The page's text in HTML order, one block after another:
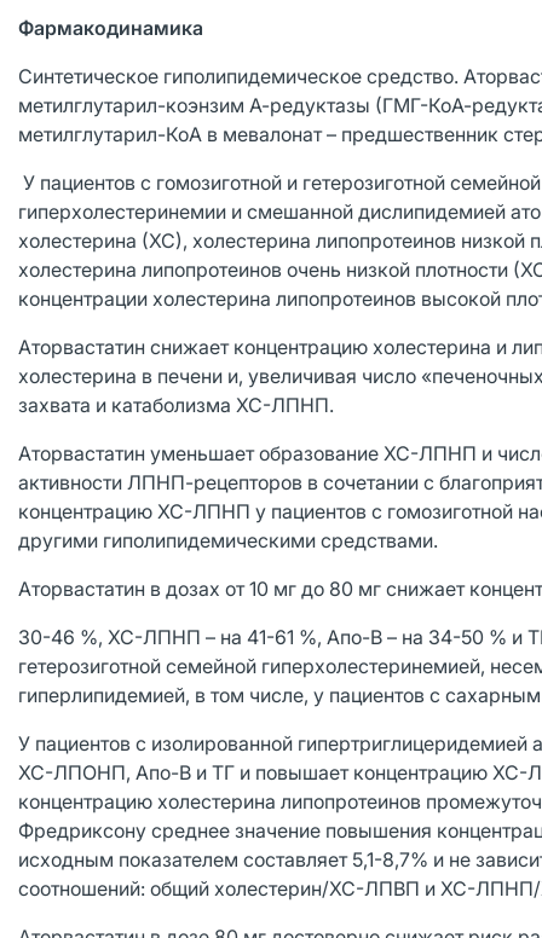
Фармакодинамика
Синтетическое гиполипидемическое средство.
метилглутарил-коэнзим А-редуктазы (ГМГ-КоА-
метилглутарил-КоА в мевалонат – предшественник
У пациентов с гомозиготной и гетерозиготной
гиперхолестеринемии и смешанной дислипидемией
холестерина (ХС), холестерина липопротеинов
холестерина липопротеинов очень низкой
концентрации холестерина липопротеинов высокой
Аторвастатин снижает концентрацию холестерина и
холестерина в печени и, увеличивая число
захвата и катаболизма ХС-ЛПНП.
Аторвастатин уменьшает образование ХС-ЛПНП и
активности ЛПНП-рецепторов в сочетании с
концентрацию ХС-ЛПНП у пациентов с гомозиготной
другими гиполипидемическими средствами.
Аторвастатин в дозах от 10 мг до 80 мг снижает
30-46 %, ХС-ЛПНП – на 41-61 %, Апо-В – на 34-50 % и
гетерозиготной семейной гиперхолестеринемией,
гиперлипидемией, в том числе, у пациентов с
У пациентов с изолированной
ХС-ЛПОНП, Апо-В и ТГ и повышает концентрацию ХС-
концентрацию холестерина липопротеинов
Фредриксону среднее значение повышения
исходным показателем составляет 5,1-8,7% и не
соотношений: общий холестерин/ХС-ЛПВП и ХС-